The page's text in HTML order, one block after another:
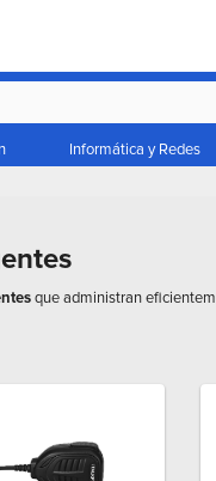
Informática y Redes
que administran